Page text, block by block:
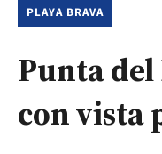
PLAYA BRAVA
Punta
con vista